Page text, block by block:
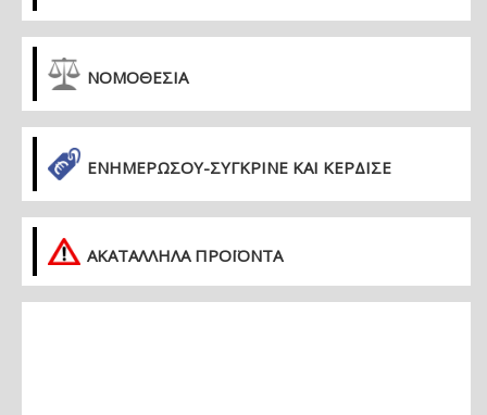
ΝΟΜΟΘΕΣΙΑ
ΕΝΗΜΕΡΏΣΟΥ-ΣΎΓΚΡΙΝΕ ΚΑΙ ΚΈΡΔΙΣΕ
ΑΚΑΤΑΛΛΗΛΑ ΠΡΟΪΟΝΤΑ